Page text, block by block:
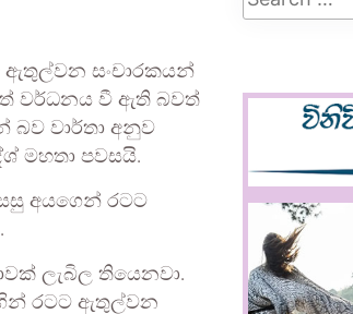
සංචාරකයන්
වර්ධනය වී ඇති බවත්
වාර්තා අනුව
මහතා පවසයි.
අයගෙන් රටට
ලැබිල තියෙනවා.
රටට ඇතුල්වන